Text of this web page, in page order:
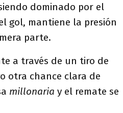
dominado por el
gol, mantiene la presión
parte.
a través de un tiro de
otra chance clara de
millonaria y el remate se